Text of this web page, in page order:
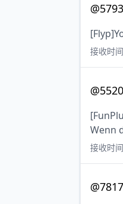
接收时
Wenn
接收时